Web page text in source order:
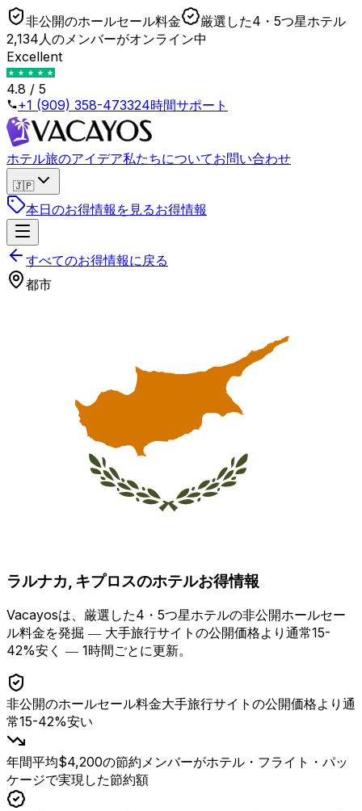
非公開のホールセール料金
厳選した4・5つ星ホテル
2,134人のメンバーがオンライン中
Excellent
4.8 / 5
+1 (909) 358-473324時間サポート
ホテル旅のアイデア私たちについてお問い合わせ
🇯🇵
本日のお得情報を見るお得情報
すべてのお得情報に戻る
都市
ラルナカ, キプロスのホテルお得情報
Vacayosは、厳選した4・5つ星ホテルの非公開ホールセー
ル料金を発掘 ― 大手旅行サイトの公開価格より通常15-
42%安く ― 1時間ごとに更新。
非公開のホールセール料金大手旅行サイトの公開価格より通
常15-42%安い
年間平均$4,200の節約メンバーがホテル・フライト・パッ
ケージで実現した節約額